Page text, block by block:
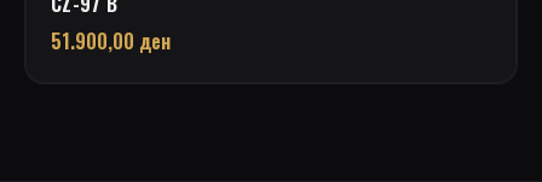
51.900,00 ден